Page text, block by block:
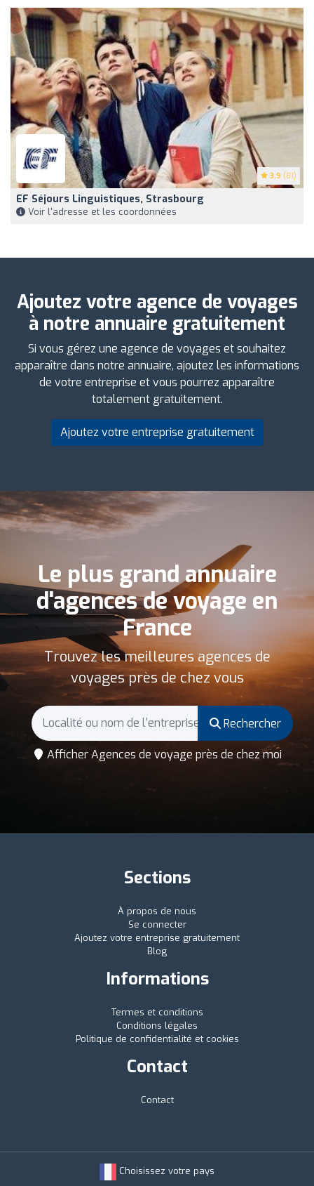
3.9 (81)
EF Séjours Linguistiques, Strasbourg
Voir l'adresse et les coordonnées
Ajoutez votre agence de voyages
à notre annuaire gratuitement
Si vous gérez une agence de voyages et souhaitez
apparaître dans notre annuaire, ajoutez les informations
de votre entreprise et vous pourrez apparaître
totalement gratuitement.
Ajoutez votre entreprise gratuitement
Le plus grand annuaire
d'agences de voyage en
France
Trouvez les meilleures agences de
voyages près de chez vous
Rechercher
Afficher Agences de voyage près de chez moi
Sections
À propos de nous
Se connecter
Ajoutez votre entreprise gratuitement
Blog
Informations
Termes et conditions
Conditions légales
Politique de confidentialité et cookies
Contact
Contact
Choisissez votre pays